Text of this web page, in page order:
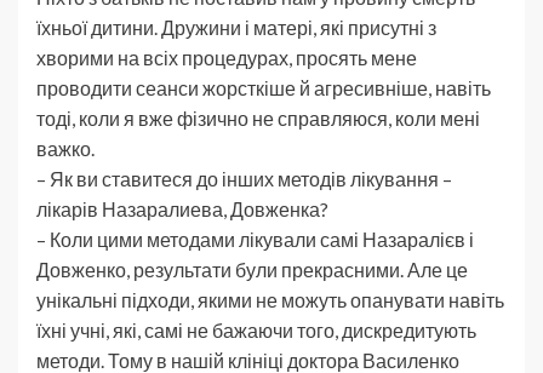
їхньої дитини. Дружини і матері, які присутні з
хворими на всіх процедурах, просять мене
проводити сеанси жорсткіше й агресивніше, навіть
тоді, коли я вже фізично не справляюся, коли мені
важко.
– Як ви ставитеся до інших методів лікування –
лікарів Назаралиева, Довженка?
– Коли цими методами лікували самі Назаралієв і
Довженко, результати були прекрасними. Але це
унікальні підходи, якими не можуть опанувати навіть
їхні учні, які, самі не бажаючи того, дискредитують
методи. Тому в нашій клініці доктора Василенко